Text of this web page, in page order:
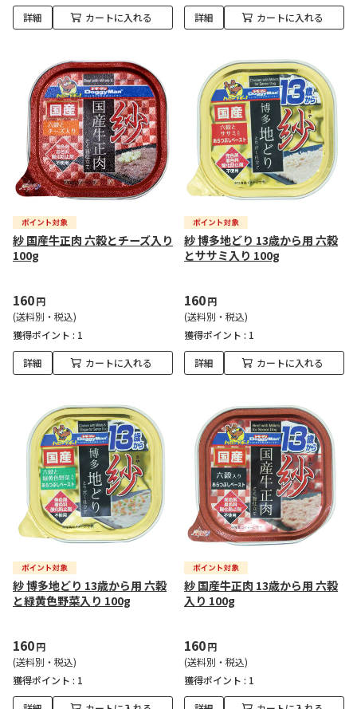
詳細 カートに入れる 詳細 カートに入れる
紗 国産牛正肉 六穀とチーズ入り
100g
160円
(送料別・税込)
獲得ポイント : 1
詳細 カートに入れる
紗 博多地どり 13歳から用 六穀
とササミ入り 100g
160円
(送料別・税込)
獲得ポイント : 1
詳細 カートに入れる
紗 博多地どり 13歳から用 六穀
と緑黄色野菜入り 100g
160円
(送料別・税込)
獲得ポイント : 1
紗 国産牛正肉 13歳から用 六穀
入り 100g
160円
(送料別・税込)
獲得ポイント : 1